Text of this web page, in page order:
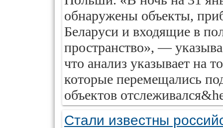
обнаружены объекты,
Беларуси и входящие в
пространство», —
что анализ указывает на
которые перемещались
объектов
Стали известны